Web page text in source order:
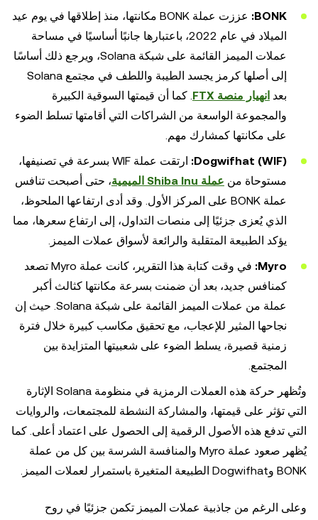
BONK:
عززت عملة BONK مكانتها، منذ إطلاقها في يوم عيد
الميلاد في عام 2022، باعتبارها جانبًا أساسيًا في مساحة
عملات الميمز القائمة على شبكة Solana، ويرجع ذلك أساسًا
إلى أصلها كرمز يجسد الطيبة واللطف في مجتمع Solana
بعد انهيار منصة FTX
. كما أن قيمتها السوقية الكبيرة
والمجموعة الواسعة من الشراكات التي أقامتها تسلط الضوء
على مكانتها كمشارك مهم.
Dogwifhat (WIF):
ارتقت عملة WIF بسرعة في تصنيفها،
مستوحاة من عملة Shiba Inu الميمية
، حتى أصبحت تنافس
عملة BONK على المركز الأول. وقد أدى ارتفاعها الملحوظ،
الذي يُعزى جزئيًا إلى منصات التداول، إلى ارتفاع سعرها، مما
يؤكد الطبيعة المتقلبة والرائعة لأسواق عملات الميمز.
Myro: في وقت كتابة هذا التقرير، كانت عملة Myro
تصعد
كمنافس جديد، بعد أن ضمنت بسرعة مكانتها كثالث أكبر
عملة من عملات الميمز القائمة على شبكة Solana. حيث إن
نجاحها المثير للإعجاب، مع تحقيق مكاسب كبيرة خلال فترة
زمنية قصيرة، يسلط الضوء على شعبيتها المتزايدة بين
المجتمع.
وتُظهر حركة هذه العملات الرمزية في منظومة Solana الإثارة
التي تؤثر على قيمتها، والمشاركة النشطة للمجتمعات، والروايات
التي تدفع هذه الأصول الرقمية إلى الحصول على اعتماد أعلى. كما
يُظهر صعود عملة Myro والمنافسة الشرسة بين كل من عملة
BONK وDogwifhat الطبيعة المتغيرة باستمرار لعملات الميمز.
وعلى الرغم من جاذبية عملات الميمز تكمن جزئيًا في روح